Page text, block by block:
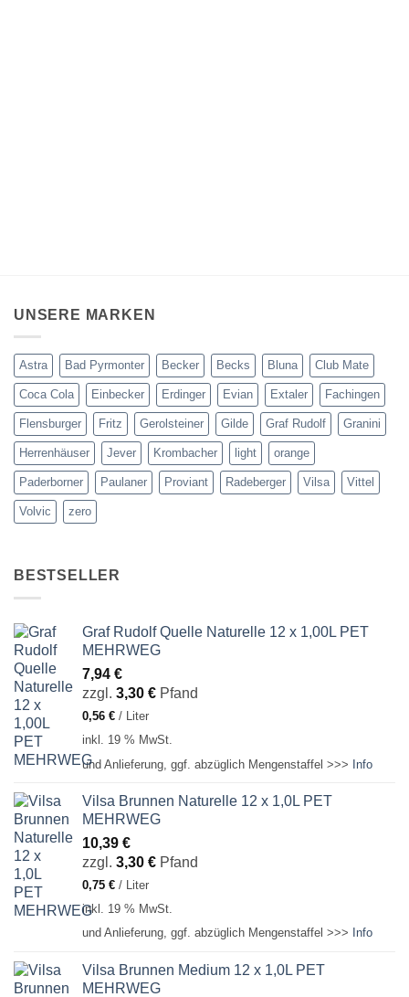
UNSERE MARKEN
Astra Bad Pyrmonter Becker Becks Bluna Club Mate
Coca Cola Einbecker Erdinger Evian Extaler Fachingen
Flensburger Fritz Gerolsteiner Gilde Graf Rudolf Granini
Herrenhäuser Jever Krombacher light orange
Paderborner Paulaner Proviant Radeberger Vilsa Vittel
Volvic zero
BESTSELLER
Graf Rudolf Quelle Naturelle 12 x 1,00L PET
MEHRWEG
7,94 €
zzgl. 3,30 € Pfand
0,56 € / Liter
inkl. 19 % MwSt.
und Anlieferung, ggf. abzüglich Mengenstaffel >>> Info
Vilsa Brunnen Naturelle 12 x 1,0L PET
MEHRWEG
10,39 €
zzgl. 3,30 € Pfand
0,75 € /
Liter
inkl. 19 % MwSt.
und Anlieferung, ggf. abzüglich Mengenstaffel >>> Info
Vilsa Brunnen Medium 12 x 1,0L PET
MEHRWEG